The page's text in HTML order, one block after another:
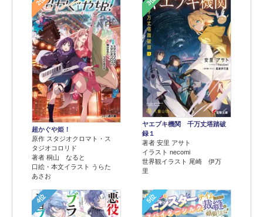
超かぐや姫！
原作 スタジオクロマト・ス
タジオコロリド
著者 桐山 なると
口絵・本文イラスト うらた
あさお
ヤエブキ機関 千万丈塔踏破
録１
著者 安里 アサト
イラスト necomi
世界観イラスト 尾崎 伊万
里
4位 5位